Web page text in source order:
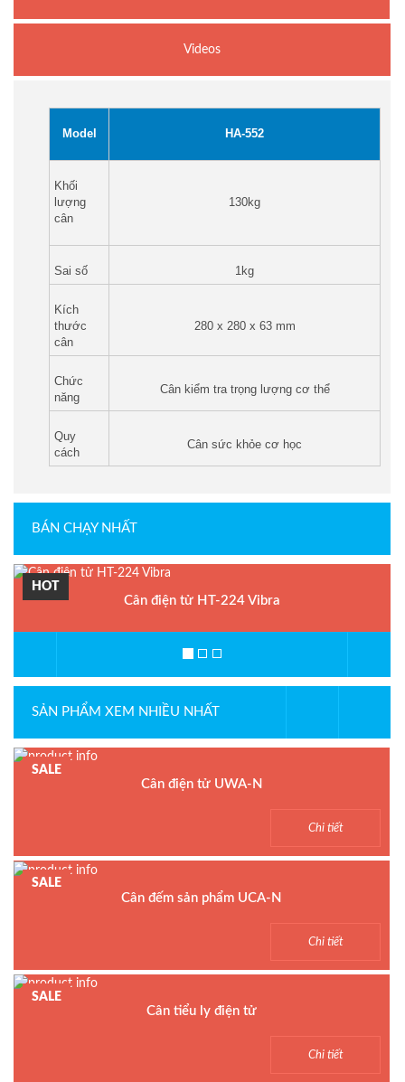
Videos
Model HA-552
Khối
lượng
cân
130kg
Sai số 1kg
Kích
thước
cân
280 x 280 x 63 mm
Chức
năng
Cân kiểm tra trọng lượng cơ thể
Quy
cách
Cân sức khỏe cơ học
BÁN CHẠY NHẤT
HOT
Cân điện tử HT-224 Vibra
SẢN PHẨM XEM NHIỀU NHẤT
SALE
Cân điện tử UWA-N
Bảo hành: 1.5 năm
Chi tiết
SALE
Cân đếm sản phẩm UCA-N
Bảo hành: 1.5 năm
Chi tiết
SALE
Cân tiểu ly điện tử
Chi tiết